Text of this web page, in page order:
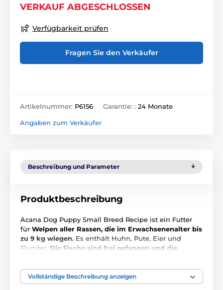
VERKAUF ABGESCHLOSSEN
Verfügbarkeit prüfen
Fragen Sie den Verkäufer
Artikelnummer: P6156 Garantie: : 24 Monate
Angaben zum Verkäufer
Beschreibung und Parameter
Produktbeschreibung
Acana Dog Puppy Small Breed Recipe ist ein Futter
für Welpen aller Rassen, die im Erwachsenenalter bis
zu 9 kg wiegen. Es enthält Huhn, Pute, Eier und
Flunder. Die Fische sind frei gefangen und die
Zusammensetzung, die die gesunde Entwicklung
Ihres Welpen unterstützt.
Vollständige Beschreibung anzeigen